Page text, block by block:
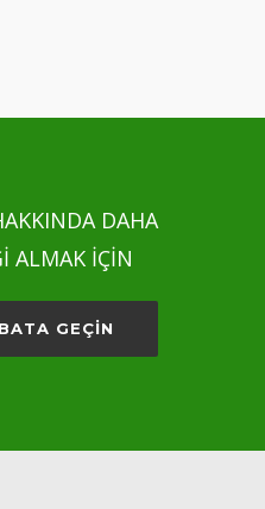
DAHA
ALMAK İÇİN
GEÇİN